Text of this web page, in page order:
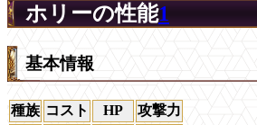
ホリーの性能1
基本情報
種族 コスト HP
攻撃力